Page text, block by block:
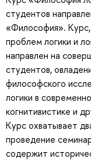
студентов
«Философия».
проблем логики и
направлен на
студентов,
философского
логики в
когнитивистике и
Курс охватывает
проведение
содержит